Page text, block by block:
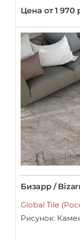
Цена от 1 970
Бизарр /
Global Tile
Рисунок: